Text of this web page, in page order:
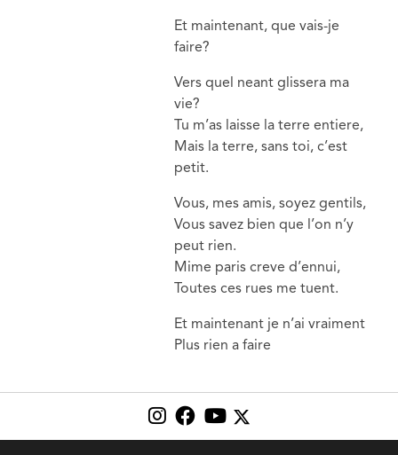
Et maintenant, que vais-je
faire?
Vers quel neant glissera ma
vie?
Tu m’as laisse la terre entiere,
Mais la terre, sans toi, c’est
petit.
Vous, mes amis, soyez gentils,
Vous savez bien que l’on n’y
peut rien.
Mime paris creve d’ennui,
Toutes ces rues me tuent.
Et maintenant je n’ai vraiment
Plus rien a faire